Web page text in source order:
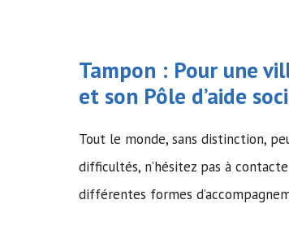
Tampon : Pour une
et son Pôle d’aide
Tout le monde, sans distinction,
difficultés, n’hésitez pas à
différentes formes